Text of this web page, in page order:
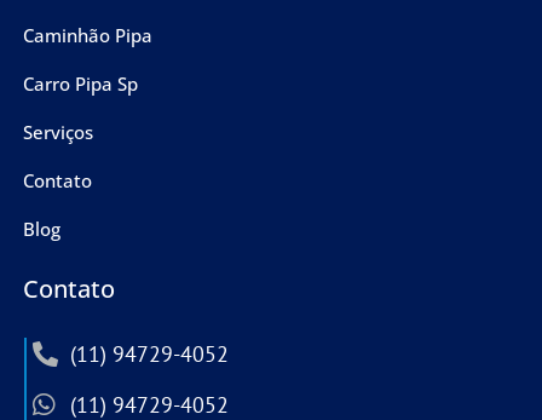
Caminhão Pipa
Carro Pipa Sp
Serviços
Contato
Blog
Contato
(11) 94729-4052
(11) 94729-4052